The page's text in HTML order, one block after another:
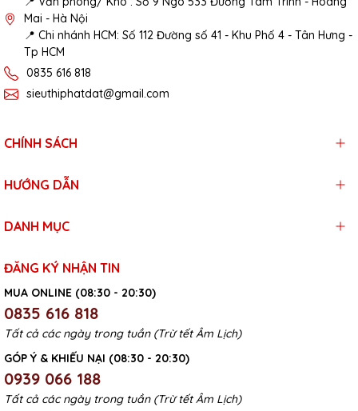
Mai - Hà Nội
📍 Chi nhánh HCM: Số 112 Đường số 41 - Khu Phố 4 - Tân Hưng -
Tp HCM
0835 616 818
sieuthiphatdat@gmail.com
CHÍNH SÁCH
HƯỚNG DẪN
DANH MỤC
ĐĂNG KÝ NHẬN TIN
MUA ONLINE (08:30 - 20:30)
0835 616 818
Tất cả các ngày trong tuần (Trừ tết Âm Lịch)
GÓP Ý & KHIẾU NẠI (08:30 - 20:30)
0939 066 188
Tất cả các ngày trong tuần (Trừ tết Âm Lịch)